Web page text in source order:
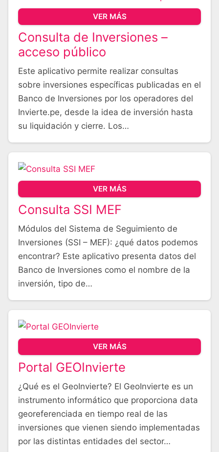
VER MÁS
Consulta de Inversiones –
acceso público
Este aplicativo permite realizar consultas
sobre inversiones específicas publicadas en el
Banco de Inversiones por los operadores del
Invierte.pe, desde la idea de inversión hasta
su liquidación y cierre. Los…
VER MÁS
Consulta SSI MEF
Módulos del Sistema de Seguimiento de
Inversiones (SSI – MEF): ¿qué datos podemos
encontrar? Este aplicativo presenta datos del
Banco de Inversiones como el nombre de la
inversión, tipo de…
VER MÁS
Portal GEOInvierte
¿Qué es el GeoInvierte? El GeoInvierte es un
instrumento informático que proporciona data
georeferenciada en tiempo real de las
inversiones que vienen siendo implementadas
por las distintas entidades del sector…